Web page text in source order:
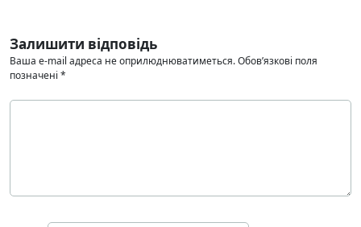
Залишити відповідь
Ваша e-mail адреса не оприлюднюватиметься.Обов’язкові поля
позначені *